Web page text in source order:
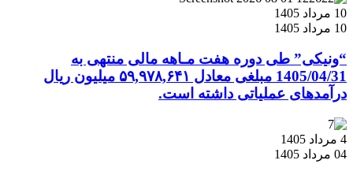
10 مرداد 1405
10 مرداد 1405
“ونیکی” طی دوره هفت مـاهه مالی منتهی به
1405/04/31 مبلغی معادل ۵۹,۹۷۸,۶۴۱ میلیون ریال
درآمدهای عملیاتی داشته است.
4 مرداد 1405
04 مرداد 1405